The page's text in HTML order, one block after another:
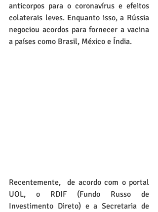
anticorpos para o coronavírus e efeitos
colaterais leves. Enquanto isso, a Rússia
negociou acordos para fornecer a vacina
a países como Brasil, México e Índia.
Recentemente,  de acordo com o portal
UOL, o RDIF (Fundo Russo de
Investimento Direto) e a Secretaria de